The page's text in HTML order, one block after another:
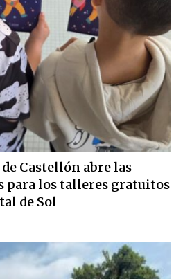
Castellón abre las
para los talleres gratuitos
de Sol